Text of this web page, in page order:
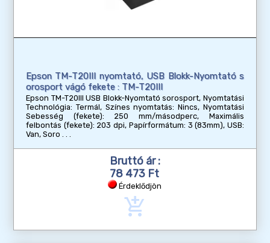
Epson TM-T20III nyomtató, USB Blokk-Nyomtató s
orosport vágó fekete : TM-T20III
Epson TM-T20III USB Blokk-Nyomtató sorosport, Nyomtatási
Technológia: Termál, Színes nyomtatás: Nincs, Nyomtatási
Sebesség (fekete): 250 mm/másodperc, Maximális
felbontás (fekete): 203 dpi, Papírformátum: 3 (83mm), USB:
Van, Soro
Bruttó ár :
78 473 Ft
Érdeklődjön
add_shopping_cart